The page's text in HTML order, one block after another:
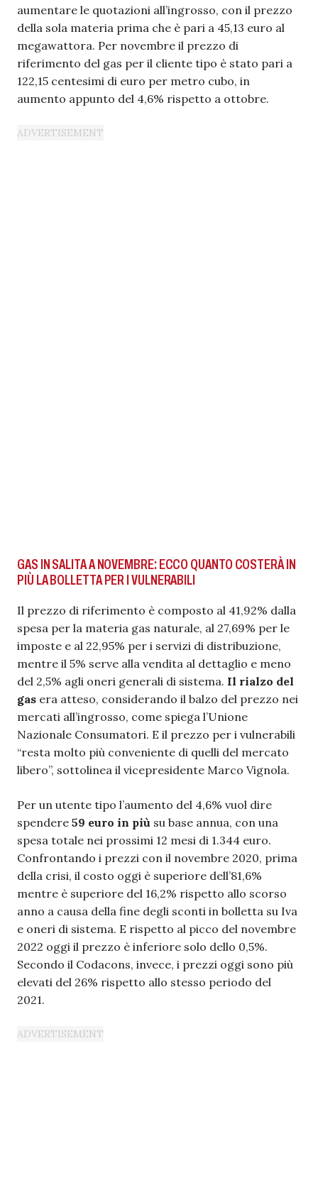
aumentare le quotazioni all’ingrosso, con il prezzo
della sola materia prima che è pari a 45,13 euro al
megawattora. Per novembre il prezzo di
riferimento del gas per il cliente tipo è stato pari a
122,15 centesimi di euro per metro cubo, in
aumento appunto del 4,6% rispetto a ottobre.
GAS IN SALITA A NOVEMBRE: ECCO QUANTO COSTERÀ IN
PIÙ LA BOLLETTA PER I VULNERABILI
Il prezzo di riferimento è composto al 41,92% dalla
spesa per la materia gas naturale, al 27,69% per le
imposte e al 22,95% per i servizi di distribuzione,
mentre il 5% serve alla vendita al dettaglio e meno
del 2,5% agli oneri generali di sistema. Il rialzo del
gas era atteso, considerando il balzo del prezzo nei
mercati all’ingrosso, come spiega l’Unione
Nazionale Consumatori. E il prezzo per i vulnerabili
“resta molto più conveniente di quelli del mercato
libero”, sottolinea il vicepresidente Marco Vignola.
Per un utente tipo l’aumento del 4,6% vuol dire
spendere 59 euro in più su base annua, con una
spesa totale nei prossimi 12 mesi di 1.344 euro.
Confrontando i prezzi con il novembre 2020, prima
della crisi, il costo oggi è superiore dell’81,6%
mentre è superiore del 16,2% rispetto allo scorso
anno a causa della fine degli sconti in bolletta su Iva
e oneri di sistema. E rispetto al picco del novembre
2022 oggi il prezzo è inferiore solo dello 0,5%.
Secondo il Codacons, invece, i prezzi oggi sono più
elevati del 26% rispetto allo stesso periodo del
2021.